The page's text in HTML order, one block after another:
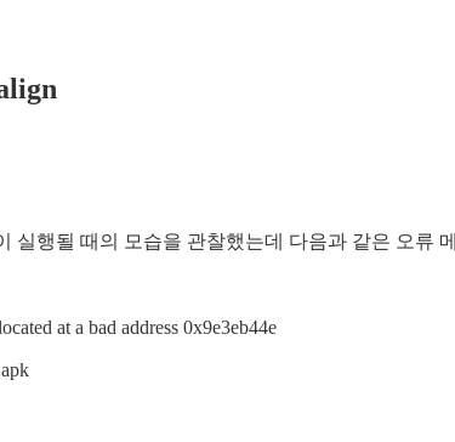
실행될 때의 모습을 관찰했는데 다음과 같은 오류
at a bad address 0x9e3eb44e